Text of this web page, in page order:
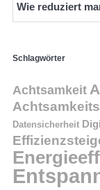
Wie reduziert
Schlagwörter
Achtsamkeit
Datensicherheit